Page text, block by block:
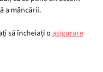
a mâncării.
să încheiați o asigurare